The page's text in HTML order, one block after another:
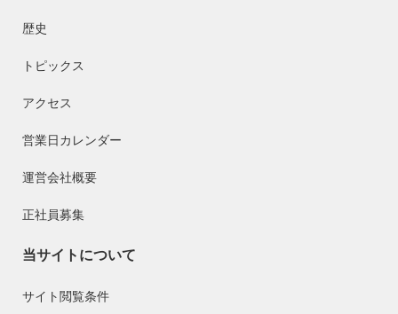
歴史
トピックス
アクセス
営業日カレンダー
運営会社概要
正社員募集
当サイトについて
サイト閲覧条件